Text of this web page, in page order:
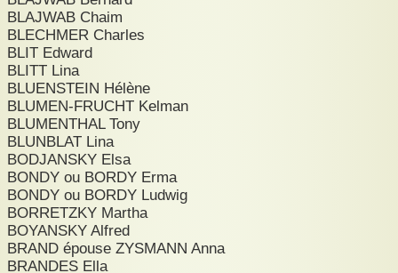
BLAJWAB Chaim
BLECHMER Charles
BLIT Edward
BLITT Lina
BLUENSTEIN Hélène
BLUMEN-FRUCHT Kelman
BLUMENTHAL Tony
BLUNBLAT Lina
BODJANSKY Elsa
BONDY ou BORDY Erma
BONDY ou BORDY Ludwig
BORRETZKY Martha
BOYANSKY Alfred
BRAND épouse ZYSMANN Anna
BRANDES Ella